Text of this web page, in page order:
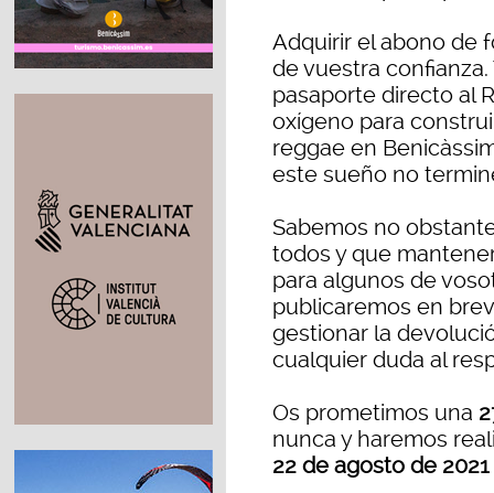
Adquirir el abono de
de vuestra
pasaporte directo al
oxígeno para
reggae en
este sueño no
Sabemos no
todos y que
para algunos de
publicaremos en
gestionar la
cualquier duda al
Os prometimos una
nunca y haremos
22 de agosto de 2021